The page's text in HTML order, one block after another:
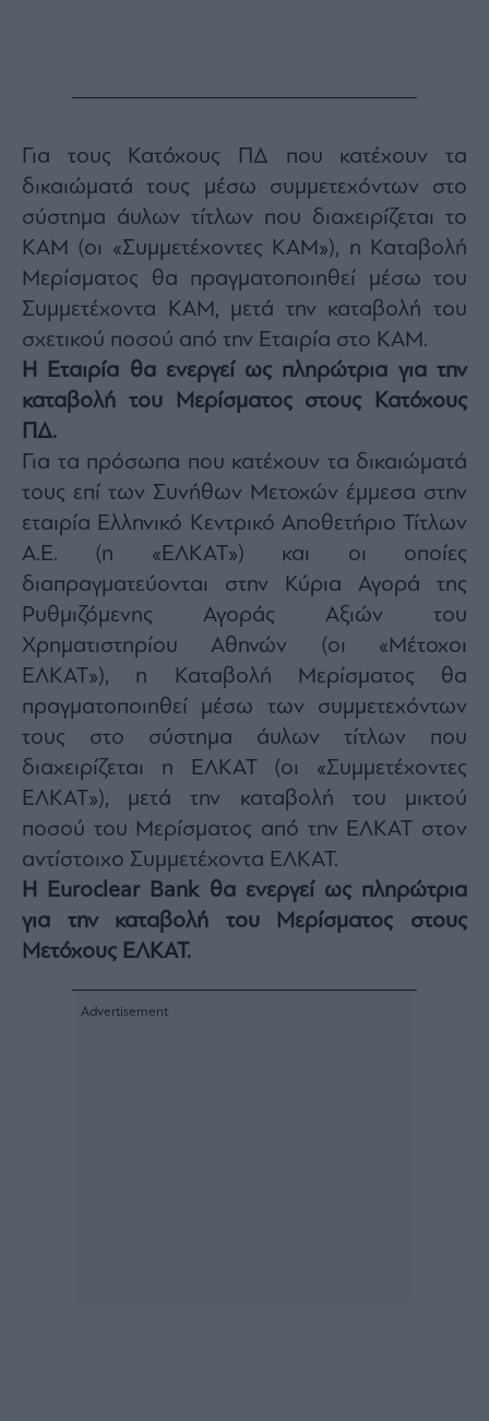
Για τους Κατόχους ΠΔ που κατέχουν τα
δικαιώματά τους μέσω συμμετεχόντων στο
σύστημα άυλων τίτλων που διαχειρίζεται το
ΚΑΜ (οι «Συμμετέχοντες ΚΑΜ»), η Καταβολή
Μερίσματος θα πραγματοποιηθεί μέσω του
Συμμετέχοντα ΚΑΜ, μετά την καταβολή του
σχετικού ποσού από την Εταιρία στο ΚΑΜ.
Η Εταιρία θα ενεργεί ως πληρώτρια για την
καταβολή του Μερίσματος στους Κατόχους
ΠΔ.
Για τα πρόσωπα που κατέχουν τα δικαιώματά
τους επί των Συνήθων Μετοχών έμμεσα στην
εταιρία Ελληνικό Κεντρικό Αποθετήριο Τίτλων
Α.Ε. (η «ΕΛΚΑΤ») και οι οποίες
διαπραγματεύονται στην Κύρια Αγορά της
Ρυθμιζόμενης Αγοράς Αξιών του
Χρηματιστηρίου Αθηνών (οι «Μέτοχοι
ΕΛΚΑΤ»), η Καταβολή Μερίσματος θα
πραγματοποιηθεί μέσω των συμμετεχόντων
τους στο σύστημα άυλων τίτλων που
διαχειρίζεται η ΕΛΚΑΤ (οι «Συμμετέχοντες
ΕΛΚΑΤ»), μετά την καταβολή του μικτού
ποσού του Μερίσματος από την ΕΛΚΑΤ στον
αντίστοιχο Συμμετέχοντα ΕΛΚΑΤ.
Η Euroclear Bank θα ενεργεί ως πληρώτρια
για την καταβολή του Μερίσματος στους
Μετόχους ΕΛΚΑΤ.